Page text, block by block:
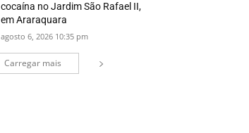
cocaína no Jardim São Rafael II,
em Araraquara
agosto 6, 2026 10:35 pm
Carregar mais